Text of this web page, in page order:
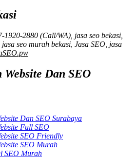
1920-2880 (Call/WA), jasa seo bekasi,
seo murah bekasi, Jasa SEO, jasa
Website Dan SEO
Dan SEO Surabaya
Full SEO
SEO Friendly
SEO Murah
SEO Murah